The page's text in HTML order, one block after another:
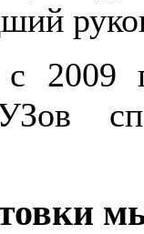
2009